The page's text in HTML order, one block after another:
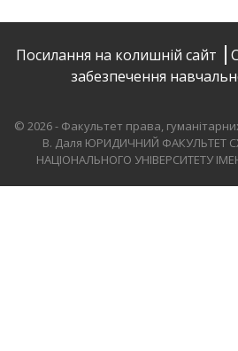
Посилання на колишній сайт
забезпечення
© 2026 - Факультет права,
В. Даля ЮРИДИЧНИЙ ФАКУЛЬТЕТ
НАЦІОНАЛЬНОГО УНІВЕРСИТЕТУ